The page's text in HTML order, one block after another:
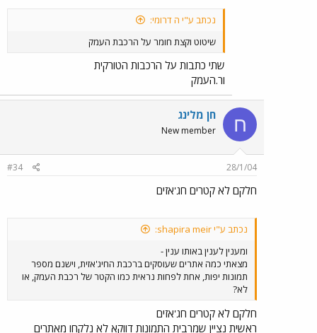
נכתב ע"י ה דרומי:
שיטוט וקצת חומר על הרכבת העמק
שתי כתבות על הרכבות הטורקית
ור.העמק
ח חן מלינג
New member
28/1/04
#34
חלקם לא קטרים חג'אזים
נכתב ע"י shapira meir:
ומענין לענין באותו ענין -
מצאתי כמה אתרים שעוסקים ברכבת החיג'אזית, וישנם מספר
תמונות יפות, אחת לפחות נראית כמו הקטר של רכבת העמק, או
לא?
חלקם לא קטרים חג'אזים
ראשית נציין שמרבית התמונות דווקא לא נלקחו מאתרים